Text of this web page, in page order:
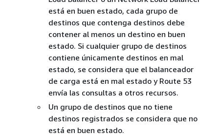
está en buen estado, cada grupo de
destinos que contenga destinos debe
contener al menos un destino en buen
estado. Si cualquier grupo de destinos
contiene únicamente destinos en mal
estado, se considera que el balanceador
de carga está en mal estado y Route 53
envía las consultas a otros recursos.
Un grupo de destinos que no tiene
destinos registrados se considera que no
está en buen estado.